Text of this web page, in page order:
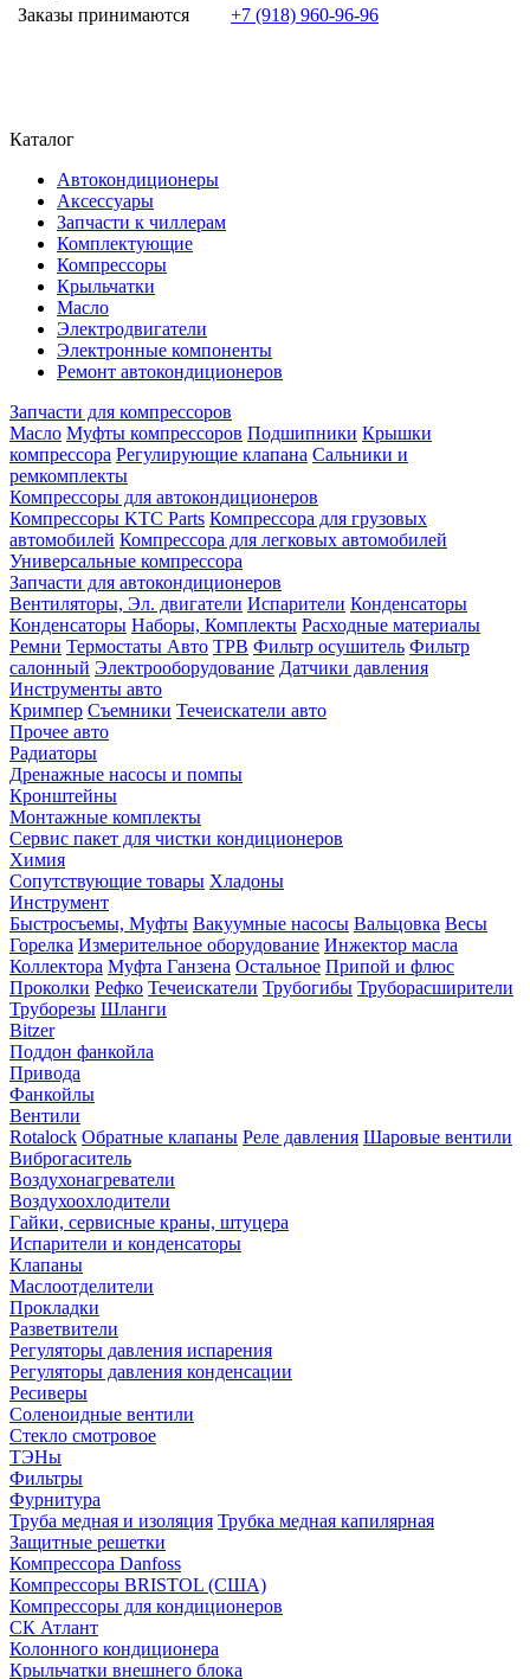
Заказы принимаются
+7 (918) 960-96-96
Каталог
Автокондиционеры
Аксессуары
Запчасти к чиллерам
Комплектующие
Компрессоры
Крыльчатки
Масло
Электродвигатели
Электронные компоненты
Ремонт автокондиционеров
Запчасти для компрессоров
Масло Муфты компрессоров Подшипники Крышки
компрессора Регулирующие клапана Сальники и
ремкомплекты
Компрессоры для автокондиционеров
Компрессоры KTC Parts Компрессора для грузовых
автомобилей Компрессора для легковых автомобилей
Универсальные компрессора
Запчасти для автокондиционеров
Вентиляторы, Эл. двигатели Испарители Конденсаторы
Конденсаторы Наборы, Комплекты Расходные материалы
Ремни Термостаты Авто ТРВ Фильтр осушитель Фильтр
салонный Электрооборудование Датчики давления
Инструменты авто
Кримпер Съемники Течеискатели авто
Прочее авто
Радиаторы
Дренажные насосы и помпы
Кронштейны
Монтажные комплекты
Сервис пакет для чистки кондиционеров
Химия
Сопутствующие товары Хладоны
Инструмент
Быстросъемы, Муфты Вакуумные насосы Вальцовка Весы
Горелка Измерительное оборудование Инжектор масла
Коллектора Муфта Ганзена Остальное Припой и флюс
Проколки Рефко Течеискатели Трубогибы Труборасширители
Труборезы Шланги
Bitzer
Поддон фанкойла
Привода
Фанкойлы
Вентили
Rotalock Обратные клапаны Реле давления Шаровые вентили
Виброгаситель
Воздухонагреватели
Воздухоохлодители
Гайки, сервисные краны, штуцера
Испарители и конденсаторы
Клапаны
Маслоотделители
Прокладки
Разветвители
Регуляторы давления испарения
Регуляторы давления конденсации
Ресиверы
Соленоидные вентили
Стекло смотровое
ТЭНы
Фильтры
Фурнитура
Труба медная и изоляция Трубка медная капилярная
Защитные решетки
Компрессора Danfoss
Компрессоры BRISTOL (США)
Компрессоры для кондиционеров
СК Атлант
Колонного кондиционера
Крыльчатки внешнего блока